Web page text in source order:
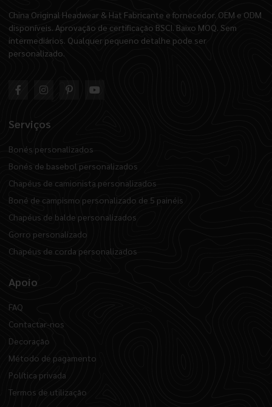
China Original Headwear & Hat Fabricante e fornecedor. OEM e ODM
disponíveis. Aprovação de certificação BSCI. Baixo MOQ. Sem
intermediários. Qualquer pequeno detalhe pode ser
personalizado.
Serviços
Bonés personalizados
Bonés de basebol personalizados
Chapéus de camionista personalizados
Boné de campismo personalizado de 5 painéis
Chapéus de balde personalizados
Gorro personalizado
Chapéus de corda personalizados
Apoio
FAQ
Contactar-nos
Decoração
Método de pagamento
Política privada
Termos de utilização